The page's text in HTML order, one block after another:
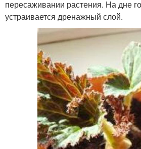
пересаживании растения. На дне
устраивается дренажный слой.